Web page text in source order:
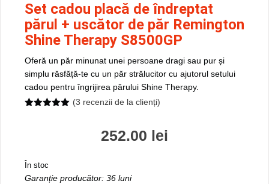
Set cadou placă de îndreptat
părul + uscător de păr Remington
Shine Therapy S8500GP
Oferă un păr minunat unei persoane dragi sau pur și
simplu răsfăță-te cu un păr strălucitor cu ajutorul setului
cadou pentru îngrijirea părului Shine Therapy.
(3 recenzii de la clienți)
252.00 lei
În stoc
Garanție producător: 36 luni